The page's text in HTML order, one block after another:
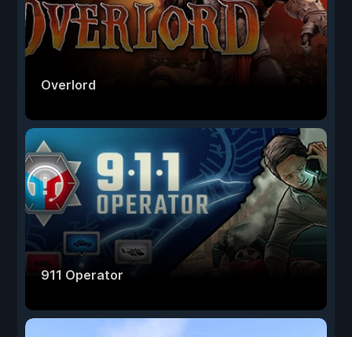
Overlord
911 Operator